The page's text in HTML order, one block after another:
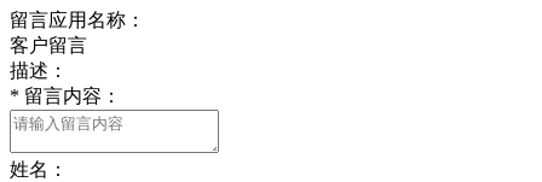
留言应用名称：
客户留言
描述：
* 留言内容：
姓名：